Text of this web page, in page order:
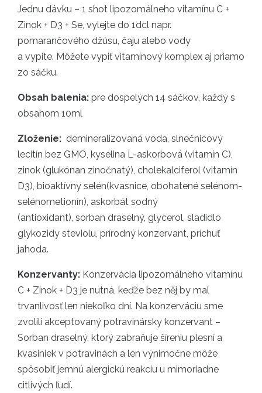
Jednu dávku – 1 shot lipozomálneho vitamínu C +
Zinok + D3 + Se, vylejte do 1dcl napr.
pomarančového džúsu, čaju alebo vody
a vypite. Môžete vypiť vitamínový komplex aj priamo
zo sáčku.
Obsah balenia: pre dospelých 14 sáčkov, každý s
obsahom 10ml
Zloženie: demineralizovaná voda, slnečnicový
lecitín bez GMO, kyselina L-askorbová (vitamín C),
zinok (glukónan zinočnatý), cholekalciferol (vitamín
D3), bioaktívny selén(kvasnice, obohatené selénom-
selénometionín), askorbát sodný
(antioxidant), sorban draselný, glycerol, sladidlo
glykozidy steviolu, prírodný konzervant, príchuť
jahoda.
Konzervanty: Konzervácia lipozomálneho vitamínu
C + Zinok + D3 je nutná, keďže bez něj by mal
trvanlivosť len niekoľko dní. Na konzerváciu sme
zvolili akceptovaný potravinársky konzervant –
Sorban draselný, ktorý zabraňuje šíreniu plesní a
kvasiniek v potravinách a len výnimočne môže
spôsobiť jemnú alergickú reakciu u mimoriadne
citlivých ľudí.